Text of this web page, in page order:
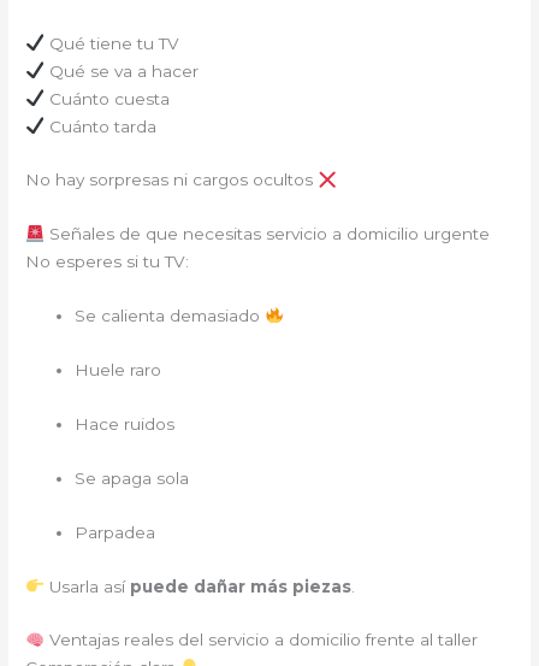
Qué tiene tu TV
Qué se va a hacer
Cuánto cuesta
Cuánto tarda
No hay sorpresas ni cargos ocultos
Señales de que necesitas servicio a domicilio urgente
No esperes si tu TV:
Se calienta demasiado
Huele raro
Hace ruidos
Se apaga sola
Parpadea
Usarla así puede dañar más piezas.
Ventajas reales del servicio a domicilio frente al taller